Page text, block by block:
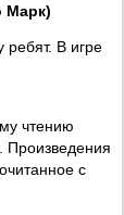
Марк)
ребят. В игре
чтению
Произведения
с